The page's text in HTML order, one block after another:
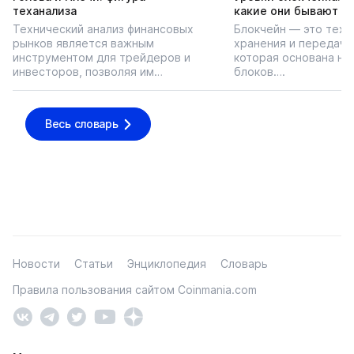
теханализа
Технический анализ финансовых
рынков является важным
инструментом для трейдеров и
инвесторов, позволяя им…
какие они бывают
Блокчейн — это
хранения и
которая основана
блоков….
Весь словарь
Новости Статьи Энциклопедия
Словарь
Правила пользования сайтом Coinmania.com